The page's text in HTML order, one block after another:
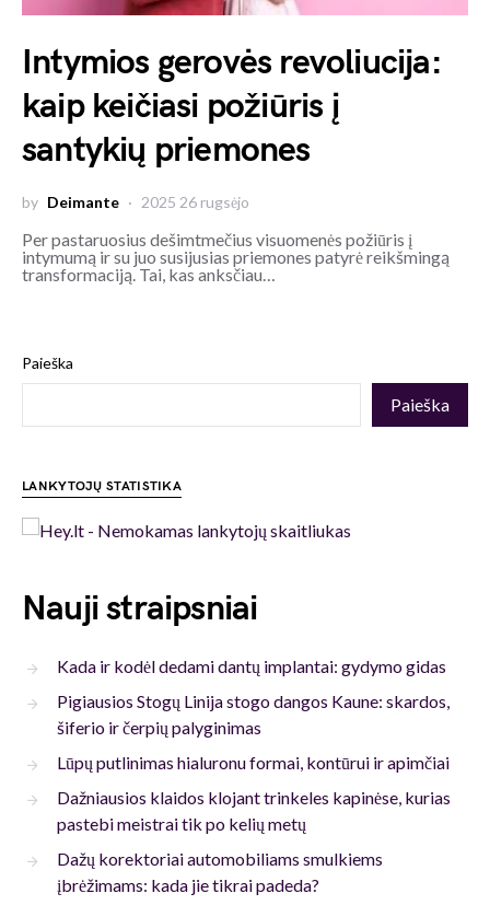
Intymios gerovės revoliucija:
kaip keičiasi požiūris į
santykių priemones
by Deimante 2025 26 rugsėjo
Per pastaruosius dešimtmečius visuomenės požiūris į
intymumą ir su juo susijusias priemones patyrė reikšmingą
transformaciją. Tai, kas anksčiau…
Paieška
Paieška
LANKYTOJŲ STATISTIKA
Nauji straipsniai
Kada ir kodėl dedami dantų implantai: gydymo gidas
Pigiausios Stogų Linija stogo dangos Kaune: skardos,
šiferio ir čerpių palyginimas
Lūpų putlinimas hialuronu formai, kontūrui ir apimčiai
Dažniausios klaidos klojant trinkeles kapinėse, kurias
pastebi meistrai tik po kelių metų
Dažų korektoriai automobiliams smulkiems
įbrėžimams: kada jie tikrai padeda?